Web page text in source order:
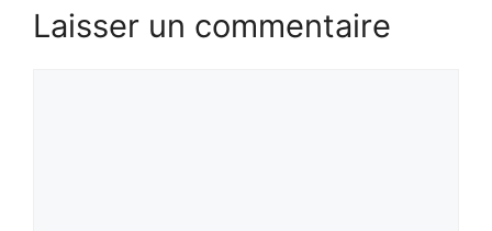
Laisser un commentaire